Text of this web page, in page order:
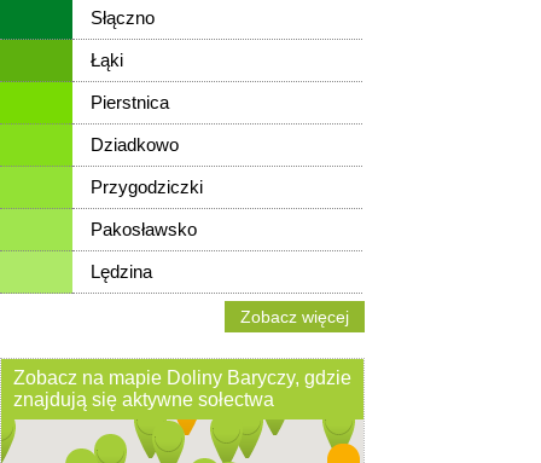
Słączno
Łąki
Pierstnica
Dziadkowo
Przygodziczki
Pakosławsko
Lędzina
Zobacz więcej
Zobacz na mapie Doliny Baryczy, gdzie
znajdują się aktywne sołectwa